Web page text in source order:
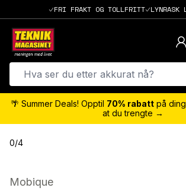
FRI FRAKT OG TOLLFRITT LYNRASK
🌴 Summer Deals! Opptil 70% rabatt på
at du trengte →
0/4
Mobique